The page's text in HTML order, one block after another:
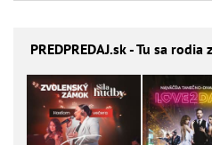
PREDPREDAJ.sk - Tu sa rodia